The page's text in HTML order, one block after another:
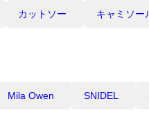
カットソー キャミソー
Mila Owen SNIDEL